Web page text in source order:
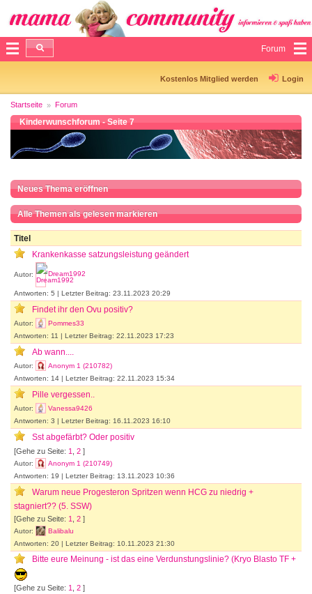
Forum
Kostenlos Mitglied werden Login
Startseite Forum
Kinderwunschforum - Seite 7
Neues Thema eröffnen
Alle Themen als gelesen markieren
Titel
Krankenkasse satzungsleistung geändert
Autor: Dream1992
Antworten: 5 | Letzter Beitrag: 23.11.2023 20:29
Findet ihr den Ovu positiv?
Autor:
Pommes33
Antworten: 11 | Letzter Beitrag: 22.11.2023 17:23
Ab wann....
Autor:
Anonym 1 (210782)
Antworten: 14 | Letzter Beitrag: 22.11.2023 15:34
Pille vergessen..
Autor:
Vanessa9426
Antworten: 3 | Letzter Beitrag: 16.11.2023 16:10
Sst abgefärbt? Oder positiv
[Gehe zu Seite: 1 2 ]
Autor:
Anonym 1 (210749)
Antworten: 19 | Letzter Beitrag: 13.11.2023 10:36
Warum neue Progesteron Spritzen wenn HCG zu niedrig +
stagniert?? (5. SSW)
[Gehe zu Seite: 1 2 ]
Autor:
Balibalu
Antworten: 20 | Letzter Beitrag: 10.11.2023 21:30
Bitte eure Meinung - ist das eine Verdunstungslinie? (Kryo Blasto TF +
[Gehe zu Seite: 1 2 ]